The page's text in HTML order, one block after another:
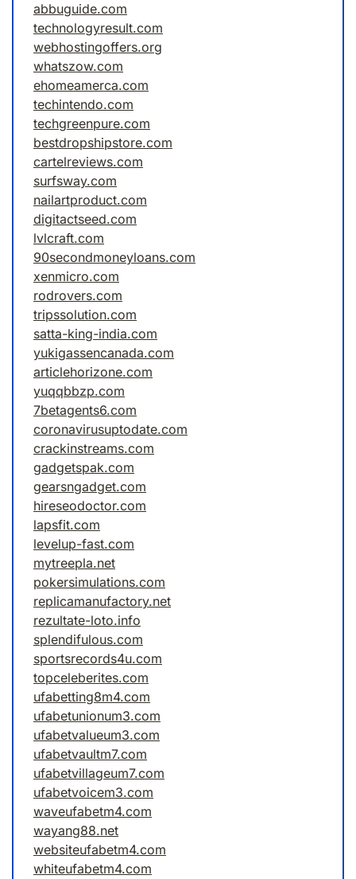
abbuguide.com
technologyresult.com
webhostingoffers.org
whatszow.com
ehomeamerca.com
techintendo.com
techgreenpure.com
bestdropshipstore.com
cartelreviews.com
surfsway.com
nailartproduct.com
digitactseed.com
lvlcraft.com
90secondmoneyloans.com
xenmicro.com
rodrovers.com
tripssolution.com
satta-king-india.com
yukigassencanada.com
articlehorizone.com
yuqqbbzp.com
7betagents6.com
coronavirusuptodate.com
crackinstreams.com
gadgetspak.com
gearsngadget.com
hireseodoctor.com
lapsfit.com
levelup-fast.com
mytreepla.net
pokersimulations.com
replicamanufactory.net
rezultate-loto.info
splendifulous.com
sportsrecords4u.com
topceleberites.com
ufabetting8m4.com
ufabetunionum3.com
ufabetvalueum3.com
ufabetvaultm7.com
ufabetvillageum7.com
ufabetvoicem3.com
waveufabetm4.com
wayang88.net
websiteufabetm4.com
whiteufabetm4.com